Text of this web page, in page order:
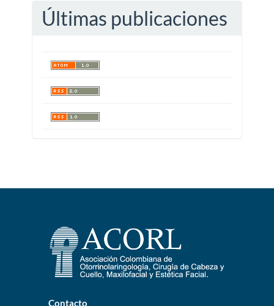
Últimas publicaciones
Contacto